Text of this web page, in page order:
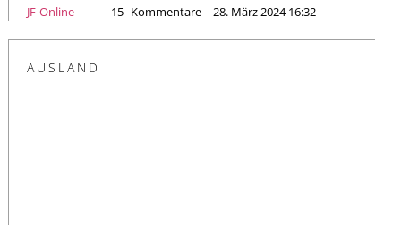
JF-Online 15 Kommentare – 28. März 2024 16:32
AUSLAND